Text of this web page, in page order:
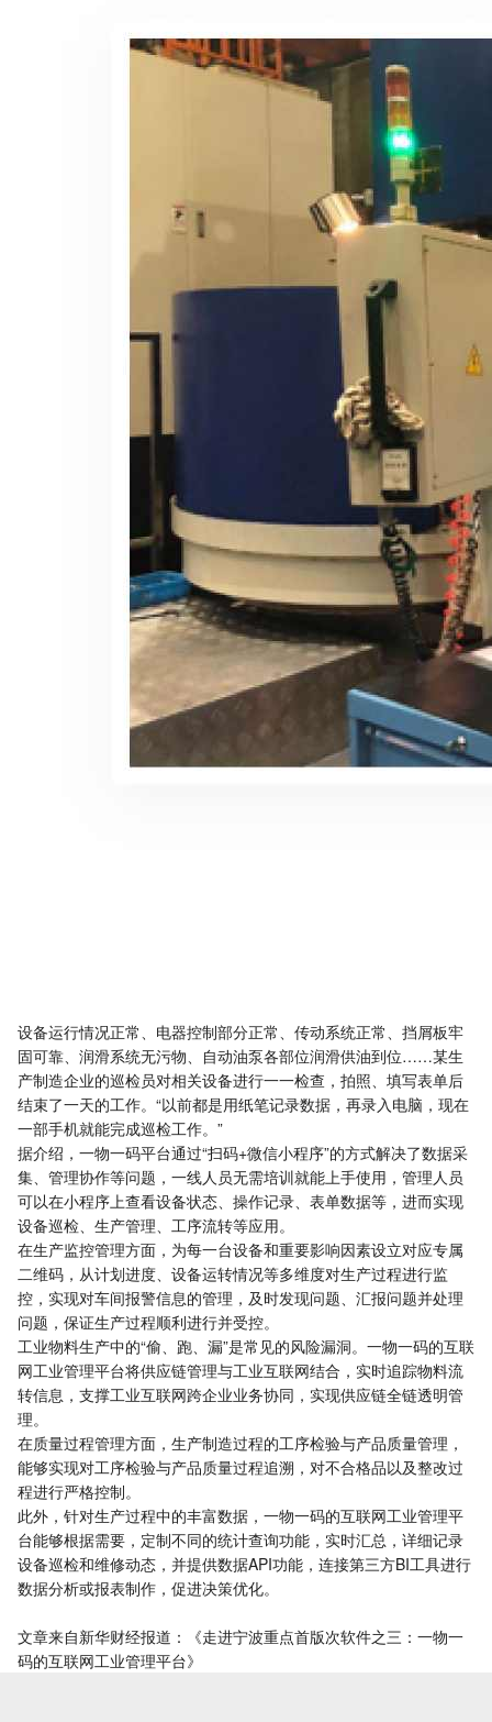
设备运行情况正常、电器控制部分正常、传动系统正常、挡屑板牢
固可靠、润滑系统无污物、自动油泵各部位润滑供油到位……某生
产制造企业的巡检员对相关设备进行一一检查，拍照、填写表单后
结束了一天的工作。“以前都是用纸笔记录数据，再录入电脑，现在
一部手机就能完成巡检工作。”
据介绍，一物一码平台通过“扫码+微信小程序”的方式解决了数据采
集、管理协作等问题，一线人员无需培训就能上手使用，管理人员
可以在小程序上查看设备状态、操作记录、表单数据等，进而实现
设备巡检、生产管理、工序流转等应用。
在生产监控管理方面，为每一台设备和重要影响因素设立对应专属
二维码，从计划进度、设备运转情况等多维度对生产过程进行监
控，实现对车间报警信息的管理，及时发现问题、汇报问题并处理
问题，保证生产过程顺利进行并受控。
工业物料生产中的“偷、跑、漏”是常见的风险漏洞。一物一码的互联
网工业管理平台将供应链管理与工业互联网结合，实时追踪物料流
转信息，支撑工业互联网跨企业业务协同，实现供应链全链透明管
理。
在质量过程管理方面，生产制造过程的工序检验与产品质量管理，
能够实现对工序检验与产品质量过程追溯，对不合格品以及整改过
程进行严格控制。
此外，针对生产过程中的丰富数据，一物一码的互联网工业管理平
台能够根据需要，定制不同的统计查询功能，实时汇总，详细记录
设备巡检和维修动态，并提供数据API功能，连接第三方BI工具进行
数据分析或报表制作，促进决策优化。
文章来自新华财经报道：《走进宁波重点首版次软件之三：一物一
码的互联网工业管理平台》